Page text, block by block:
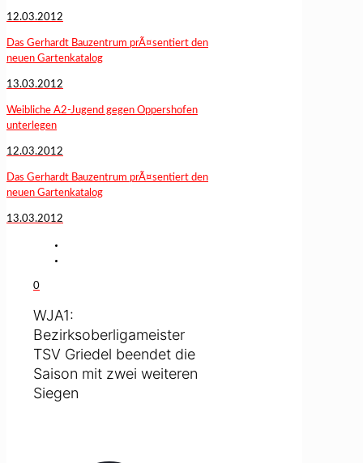
12.03.2012
Das Gerhardt Bauzentrum prÃ¤sentiert den
neuen Gartenkatalog
13.03.2012
Weibliche A2-Jugend gegen Oppershofen
unterlegen
12.03.2012
Das Gerhardt Bauzentrum prÃ¤sentiert den
neuen Gartenkatalog
13.03.2012
0
WJA1:
Bezirksoberligameister
TSV Griedel beendet die
Saison mit zwei weiteren
Siegen